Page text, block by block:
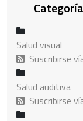
Salud visual
Suscribirse
Salud auditiva
Suscribirse